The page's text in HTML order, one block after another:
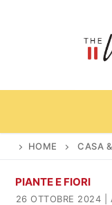
Home
HOME CASA
PIANTE E FIORI
26 OTTOBRE 2024 |